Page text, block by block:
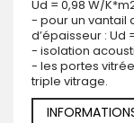
Ud = 0,98 W/
- pour un vantail
d’épaisseur : Ud
- isolation
- les portes
triple vitrage.